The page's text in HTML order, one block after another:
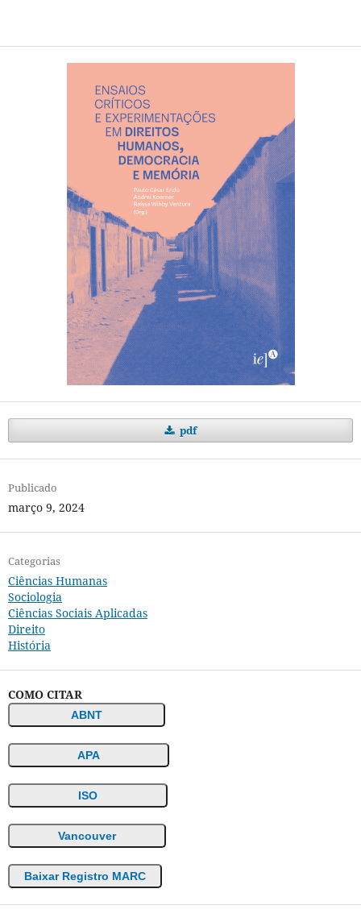
pdf
Publicado
março 9, 2024
Categorias
Ciências Humanas
Sociologia
Ciências Sociais Aplicadas
Direito
História
COMO CITAR
ABNT
APA
ISO
Vancouver
Baixar Registro MARC